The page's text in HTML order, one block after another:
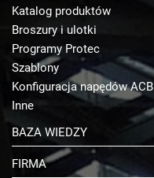
Katalog produktów
Broszury i ulotki
Programy Protec
Szablony
Konfiguracja napędów ACB
Inne
BAZA WIEDZY
FIRMA